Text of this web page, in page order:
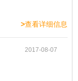
>查看详细信息
2017-08-07